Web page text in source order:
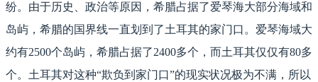
纷。由于历史、政治等原因，希腊占据了爱琴海大部分海域和
岛屿，希腊的国界线一直划到了土耳其的家门口。爱琴海域大
约有2500个岛屿，希腊占据了2400多个，而土耳其仅仅有80多
个。土耳其对这种“欺负到家门口”的现实状况极为不满，所以